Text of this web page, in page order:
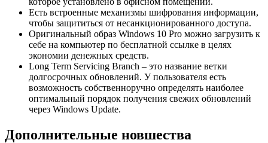
Есть встроенные механизмы шифрования информации,
чтобы защититься от несанкционированного доступа.
Оригинальный образ Windows 10 Pro можно загрузить к
себе на компьютер по бесплатной ссылке в целях
экономии денежных средств.
Long Term Servicing Branch – это название ветки
долгосрочных обновлений. У пользователя есть
возможность собственноручно определять наиболее
оптимальный порядок получения свежих обновлений
через Windows Update.
Дополнительные новшества